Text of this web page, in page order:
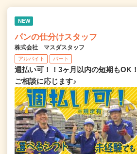
NEW
パンの仕分けスタッフ
株式会社 マスダスタッフ
アルバイト パート
週払い可！！3ヶ月以内の短期もOK
ご相談に応じます♪